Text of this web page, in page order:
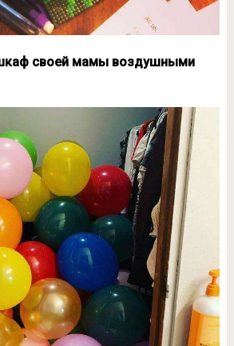
своей мамы воздушными